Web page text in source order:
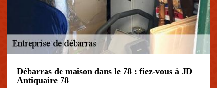
Débarras de maison dans le 78 : fiez-vous à JD
Antiquaire 78